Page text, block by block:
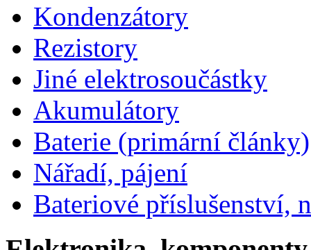
Kondenzátory
Rezistory
Jiné elektrosoučástky
Akumulátory
Baterie (primární články)
Nářadí, pájení
Bateriové příslušenství,